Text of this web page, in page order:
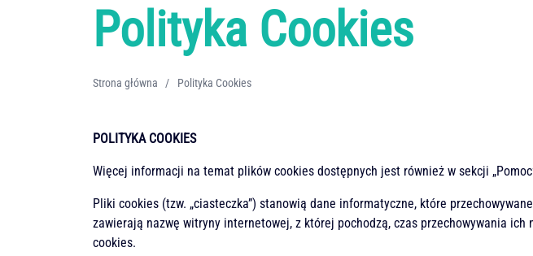
Polityka Cookies
Strona główna / Polityka Cookies
POLITYKA COOKIES
Więcej informacji na temat plików cookies dostępnych jest również w sekcji
Pliki cookies (tzw. „ciasteczka”) stanowią dane informatyczne, które
zawierają nazwę witryny internetowej, z której pochodzą, czas przechowywania
cookies.
Centralne Obserwatorium Geofizyczne w Belsku Dużym
Śląskie Obserwatorium Geofizyczne IGF PAN w Raciborzu